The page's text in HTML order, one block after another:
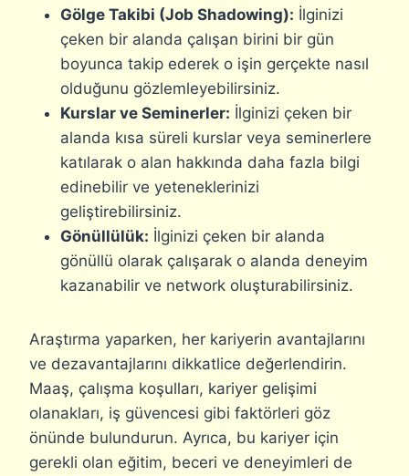
Gölge Takibi (Job Shadowing): İlginizi
çeken bir alanda çalışan birini bir gün
boyunca takip ederek o işin gerçekte nasıl
olduğunu gözlemleyebilirsiniz.
Kurslar ve Seminerler: İlginizi çeken bir
alanda kısa süreli kurslar veya seminerlere
katılarak o alan hakkında daha fazla bilgi
edinebilir ve yeteneklerinizi
geliştirebilirsiniz.
Gönüllülük: İlginizi çeken bir alanda
gönüllü olarak çalışarak o alanda deneyim
kazanabilir ve network oluşturabilirsiniz.
Araştırma yaparken, her kariyerin avantajlarını
ve dezavantajlarını dikkatlice değerlendirin.
Maaş, çalışma koşulları, kariyer gelişimi
olanakları, iş güvencesi gibi faktörleri göz
önünde bulundurun. Ayrıca, bu kariyer için
gerekli olan eğitim, beceri ve deneyimleri de